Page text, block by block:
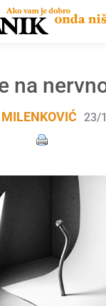
na
23/